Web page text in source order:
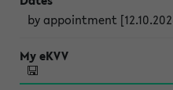
by appointment